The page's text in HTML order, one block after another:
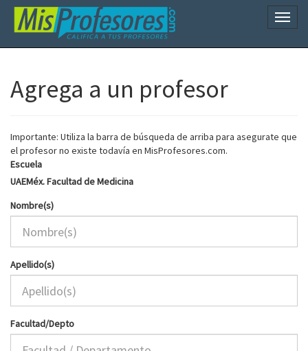
Agrega a un profesor
Importante: Utiliza la barra de búsqueda de arriba para asegurate que
el profesor no existe todavía en MisProfesores.com.
Escuela
UAEMéx. Facultad de Medicina
Nombre(s)
Apellido(s)
Facultad/Depto